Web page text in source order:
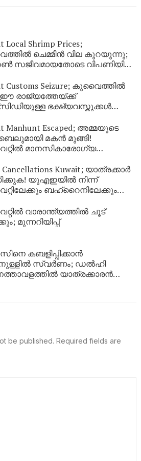
Local Shrimp Prices;
ചെമ്മീൻ വില കുറയുന്നു;
സജീവമായതോടെ വിപണിയിൽ
Customs Seizure; കുവൈത്തിൽ
ഈ രാജ്യത്തേയ്ക്ക്
ഭക്ഷ്യവസ്തുക്കൾ
Manhunt Escaped; അമ്മയുടെ
മകൻ മുങ്ങി!
മാനസികാരോഗ്യ
പോലീസ് തിരച്ചിൽ
Cancellations Kuwait; യാത്രക്കാർ
യുഎഇയിൽ നിന്ന്
ബഹ്‌റൈനിലേക്കും
വാരാന്ത്യത്തിൽ ചൂട്
മുന്നറിയിപ്പ്
കബളിപ്പിക്കാൻ
സ്വർണം; ഡൽഹി
യാത്രക്കാരൻ
be published. Required fields are